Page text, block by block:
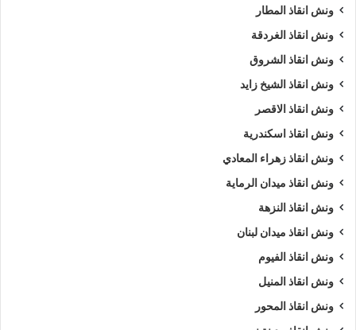
ونش انقاذ المطار
ونش انقاذ الغردقة
ونش انقاذ الشروق
ونش انقاذ الشيخ زايد
ونش انقاذ الاقصر
ونش انقاذ اسكندرية
ونش انقاذ زهراء المعادي
ونش انقاذ ميدان الرماية
ونش انقاذ النزهة
ونش انقاذ ميدان لبنان
ونش انقاذ الفيوم
ونش انقاذ المنيل
ونش انقاذ المحور